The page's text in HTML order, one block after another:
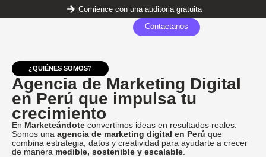
Comience con una auditoria gratuita
Contactanos
¿QUIÉNES SOMOS?
Agencia de Marketing Digital
en Perú que impulsa tu
crecimiento
En Marketeándote convertimos ideas en resultados reales.
Somos una agencia de marketing digital en Perú que
combina estrategia, datos y creatividad para ayudarte a crecer
de manera medible, sostenible y escalable